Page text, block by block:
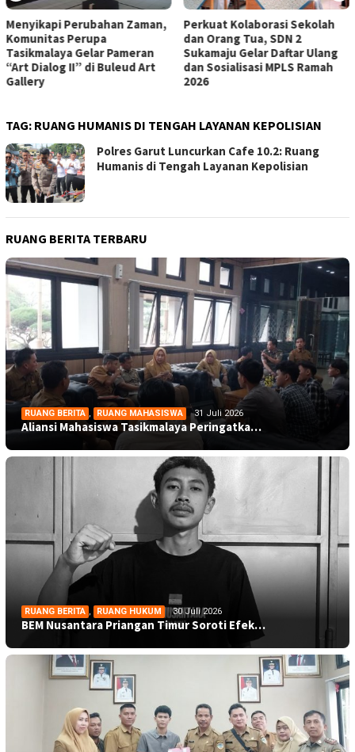
Menyikapi Perubahan Zaman,
Komunitas Perupa
Tasikmalaya Gelar Pameran
“Art Dialog II” di Buleud Art
Gallery
Perkuat Kolaborasi Sekolah
dan Orang Tua, SDN 2
Sukamaju Gelar Daftar Ulang
dan Sosialisasi MPLS Ramah
2026
TAG: RUANG HUMANIS DI TENGAH LAYANAN KEPOLISIAN
Polres Garut Luncurkan Cafe 10.2: Ruang
Humanis di Tengah Layanan Kepolisian
RUANG BERITA TERBARU
RUANG BERITA , RUANG MAHASISWA 31 Juli 2026
Aliansi Mahasiswa Tasikmalaya Peringatka…
RUANG BERITA , RUANG HUKUM 30 Juli 2026
BEM Nusantara Priangan Timur Soroti Efek…